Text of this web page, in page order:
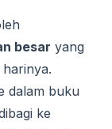
besar yang
dalam buku
ke